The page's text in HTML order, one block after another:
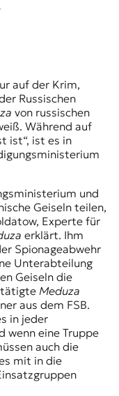
auf der Krim,
Russischen
von russischen
Während auf
ist“, ist es in
und
Geiseln teilen,
Experte für
erklärt. Ihm
Spionageabwehr
Unterabteilung
Geiseln die
Meduza
aus dem FSB.
in jeder
wenn eine Truppe
auch die
mit in die